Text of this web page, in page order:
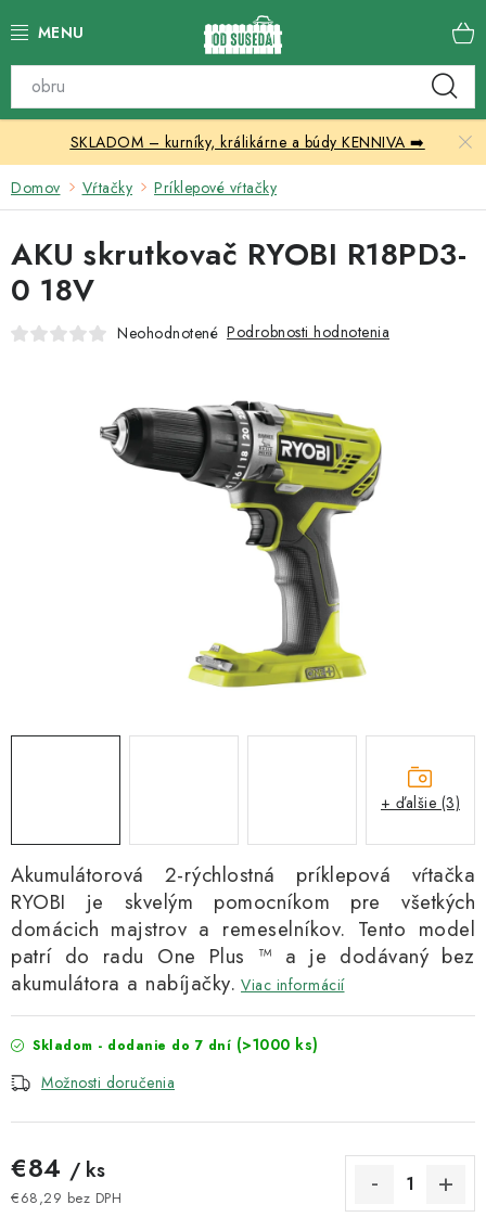
na
Katalóg produktov
Skleníky
Nábytok
Chovateľské potreby
SKLADOM – kurníky, králikárne a búdy KENNIVA ➡️
Domov Vŕtačky Príklepové vŕtačky
Akumulátorová 2-rýchlostná príklepová vŕtačka
RYOBI je skvelým pomocníkom pre všetkých
domácich majstrov a remeselníkov. Tento model
patrí do radu One Plus ™ a je dodávaný bez
akumulátora a nabíjačky. Viac informácií
Skladom - dodanie do 7 dní (>1000 ks)
Možnosti doručenia
€84 / ks
€68,29 bez DPH
AKU skrutkovač RYOBI R18PD3-
0 18V
Neohodnotené Podrobnosti hodnotenia
+ ďalšie (3)